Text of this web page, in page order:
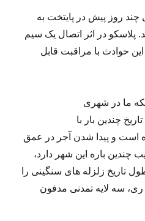
روز پیش در پایتخت به
پلاسکو در اثر اتصال یک سیم
حوادث با مراقبت قابل
ما در شهری
چندین بار با
است و پیدا شدن آجر در عمق
چندین باره این شهر دارد،
تاریخ زلزله های سنگینی را
ری، سه لایه تمدنی مدفون